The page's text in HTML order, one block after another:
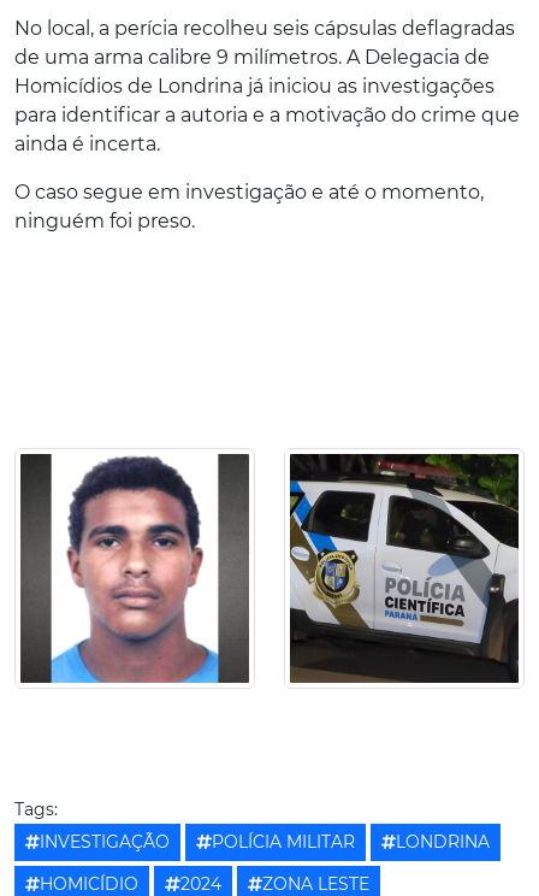
No local, a perícia recolheu seis cápsulas deflagradas
de uma arma calibre 9 milímetros. A Delegacia de
Homicídios de Londrina já iniciou as investigações
para identificar a autoria e a motivação do crime que
ainda é incerta.
O caso segue em investigação e até o momento,
ninguém foi preso.
Tags:
INVESTIGAÇÃO
POLÍCIA MILITAR
LONDRINA
HOMICÍDIO
2024
ZONA LESTE